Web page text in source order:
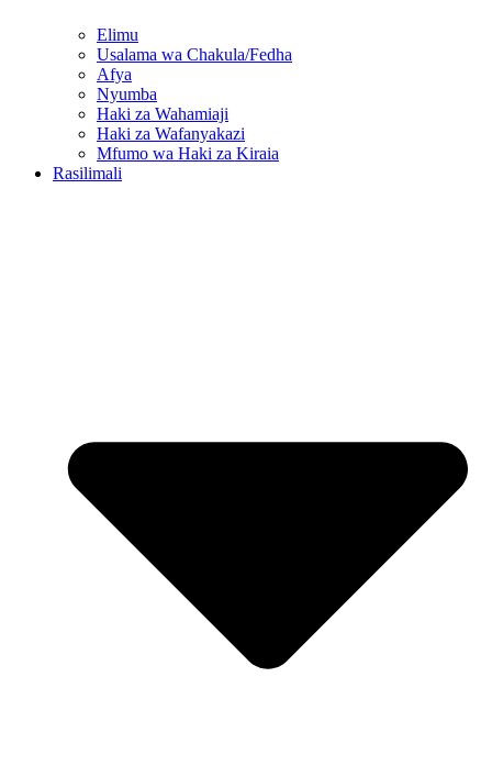
Elimu
Usalama wa Chakula/Fedha
Afya
Nyumba
Haki za Wahamiaji
Haki za Wafanyakazi
Mfumo wa Haki za Kiraia
Rasilimali